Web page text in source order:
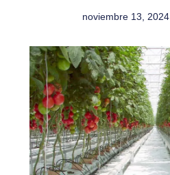
noviembre 13, 2024